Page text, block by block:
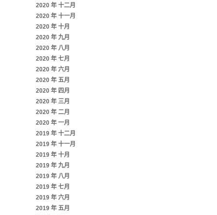
2020 年 十二月
2020 年 十一月
2020 年 十月
2020 年 九月
2020 年 八月
2020 年 七月
2020 年 六月
2020 年 五月
2020 年 四月
2020 年 三月
2020 年 二月
2020 年 一月
2019 年 十二月
2019 年 十一月
2019 年 十月
2019 年 九月
2019 年 八月
2019 年 七月
2019 年 六月
2019 年 五月